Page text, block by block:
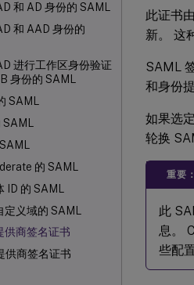
和 AD 身份的 SAML
和 AAD 身份的
进行工作区身份验证
身份的 SAML
SAML
的 SAML
ID 的 SAML
义域的 SAML
供商签名证书
供商签名证书
此证书
新。 这
SAML
和身份
如果选
轮换
重要：
此
息。
些配